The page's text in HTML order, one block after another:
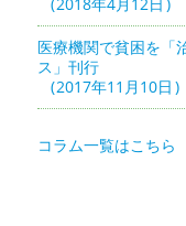
医療機関で貧困を「
ス」刊行
2017年11月10日
コラム一覧はこちら